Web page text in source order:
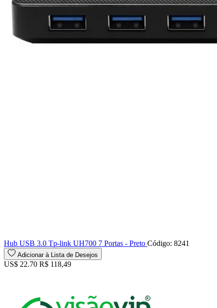
Hub USB 3.0 Tp-link UH700 7 Portas - Preto Código: 8241
Adicionar à Lista de Desejos
US$ 22.70 R$ 118,49